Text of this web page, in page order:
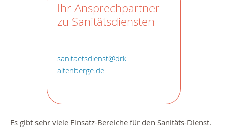
Ihr Ansprechpartner
zu Sanitätsdiensten
sanitaetsdienst@drk-
altenberge.de
Es gibt sehr viele Einsatz-Bereiche für den Sanitäts-Dienst.